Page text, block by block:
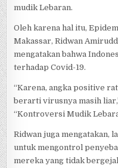
mudik Lebaran.
Oleh karena hal itu,
Makassar, Ridwan
mengatakan bahwa
terhadap Covid-19.
“Karena, angka positive
berarti virusnya masih
“Kontroversi Mudik
Ridwan juga mengatakan,
untuk mengontrol
mereka yang tidak